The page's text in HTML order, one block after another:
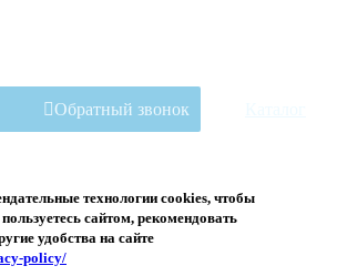
Обратный звонок
технологии cookies, чтобы
сайтом, рекомендовать
удобства на сайте
policy/